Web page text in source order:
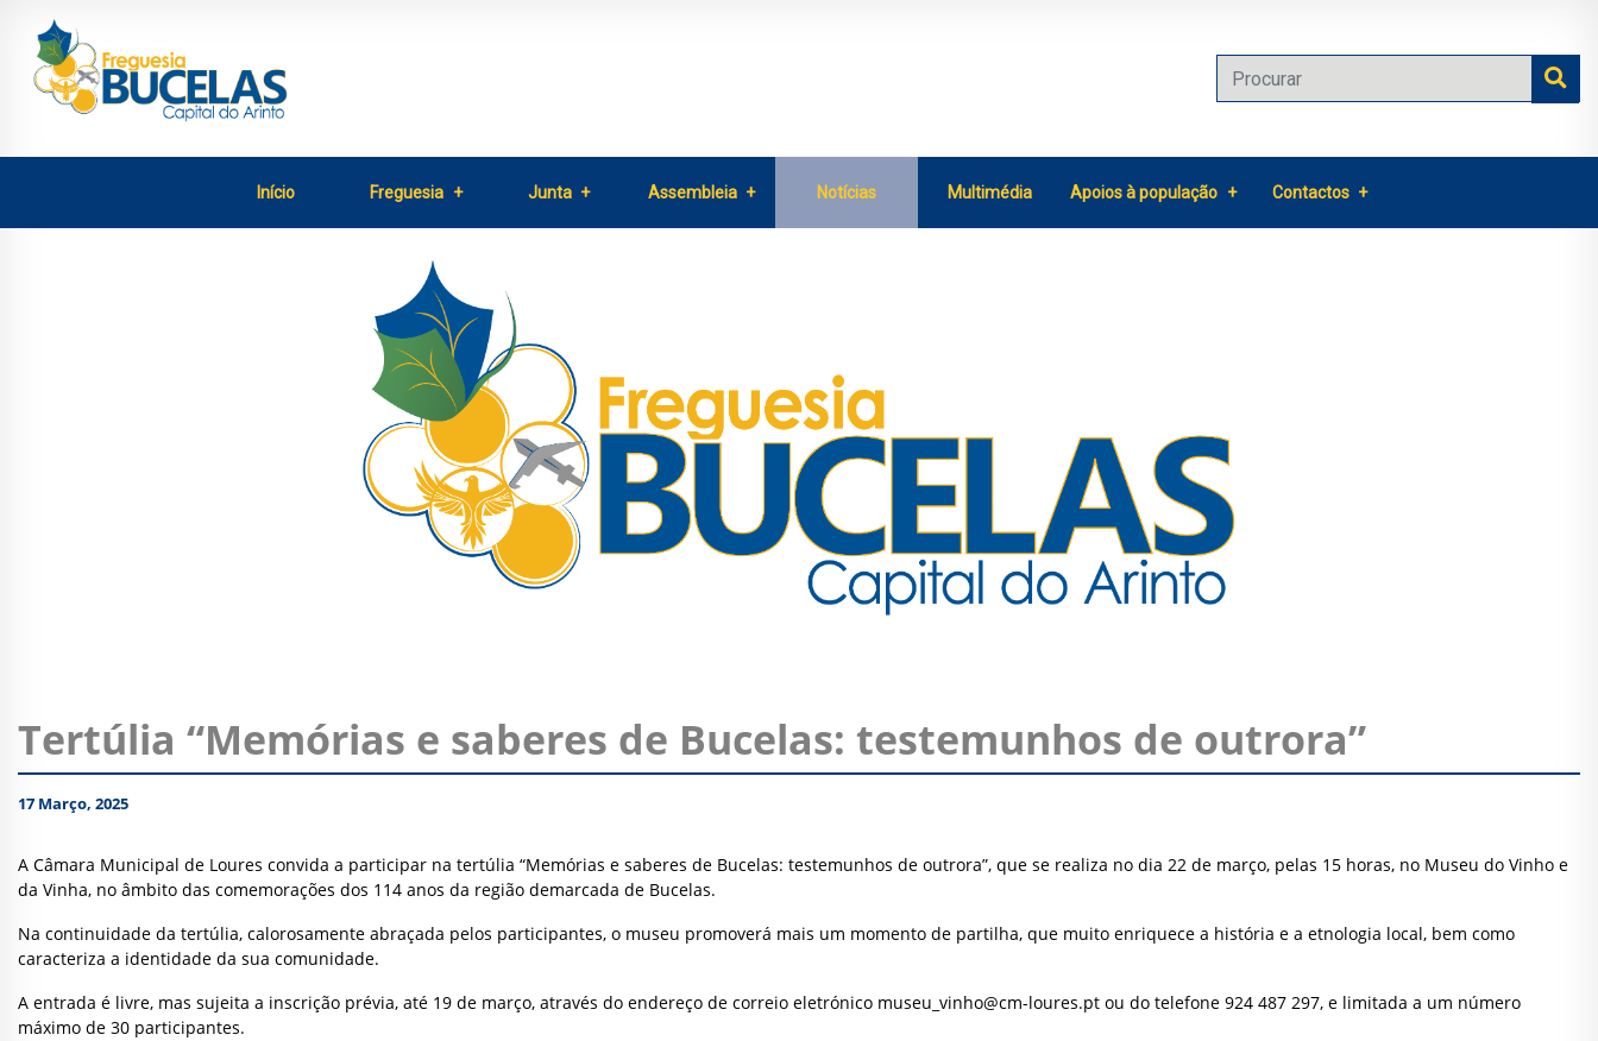
Início Freguesia Junta Assembleia Notícias Multimédia Apoios à população Contactos
Tertúlia “Memórias e saberes de Bucelas: testemunhos de outrora”
17 Março, 2025
A Câmara Municipal de Loures convida a participar na tertúlia “Memórias e saberes de Bucelas: testemunhos de outrora”, que se realiza no dia 22 de março, pelas 15 horas, no Museu do Vinho e
da Vinha, no âmbito das comemorações dos 114 anos da região demarcada de Bucelas.
Na continuidade da tertúlia, calorosamente abraçada pelos participantes, o museu promoverá mais um momento de partilha, que muito enriquece a história e a etnologia local, bem como
caracteriza a identidade da sua comunidade.
A entrada é livre, mas sujeita a inscrição prévia, até 19 de março, através do endereço de correio eletrónico museu_vinho@cm-loures.pt ou do telefone 924 487 297, e limitada a um número
máximo de 30 participantes.